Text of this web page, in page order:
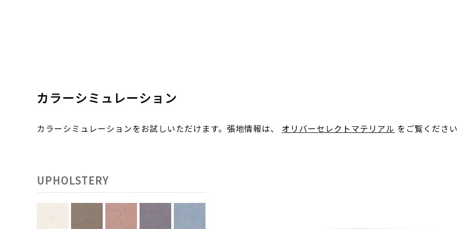
カラーシミュレーション
カラーシミュレーションをお試しいただけます。張地情報は、 オリバーセレクトマテリアル をご覧くださ
UPHOLSTERY